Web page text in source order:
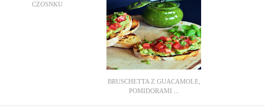
CZOSNKU
BRUSCHETTA Z GUACAMOLE,
POMIDORAMI ...